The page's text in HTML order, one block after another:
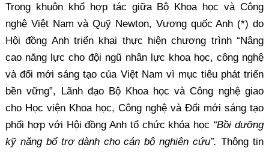
Trong khuôn khổ hợp tác giữa Bộ Khoa học và Công
nghệ Việt Nam và Quỹ Newton, Vương quốc Anh (*) do
Hội đồng Anh triển khai thực hiện chương trình “Nâng
cao năng lực cho đội ngũ nhân lực khoa học, công nghệ
và đổi mới sáng tạo của Việt Nam vì mục tiêu phát triển
bền vững”, Lãnh đạo Bộ Khoa học và Công nghệ giao
cho Học viện Khoa học, Công nghệ và Đổi mới sáng tạo
phối hợp với Hội đồng Anh tổ chức khóa học “Bồi dưỡng
kỹ năng bổ trợ dành cho cán bộ nghiên cứu”. Thông tin